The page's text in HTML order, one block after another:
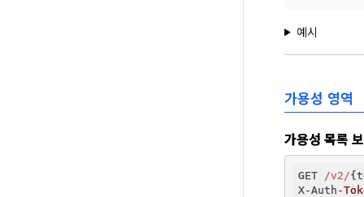
예시
가용성 영역
가용성 목록
GET /v2/
X-Auth-